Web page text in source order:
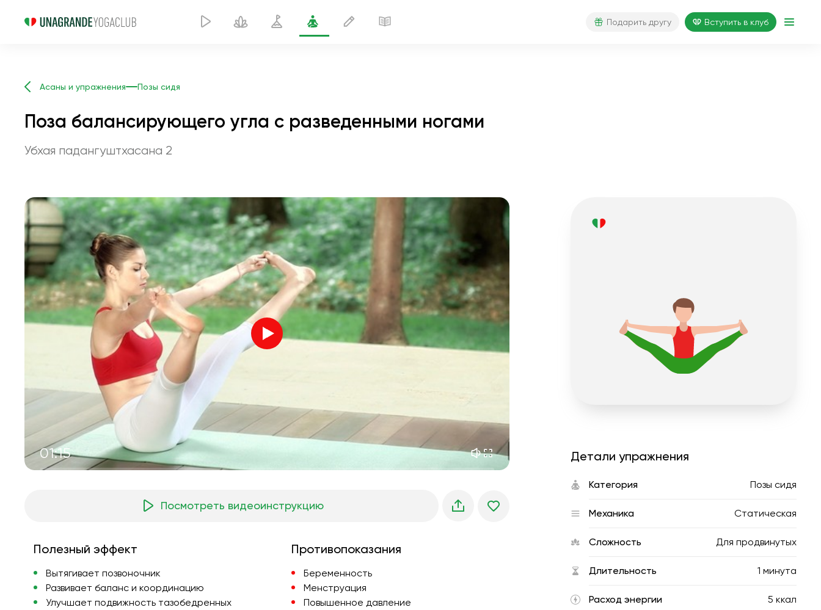
Подарить другу Вступить в клуб
Асаны и упражнения Позы сидя
Поза балансирующего угла с разведенными ногами
Убхая падангуштхасана 2
01:15
Голос инструктора
полёт души 01:44
внутренний покой 01:27
утренние грёзы 01:34
лесная прохлада
02:00
голос ветра 02:00
весенний лес
Посмотреть видеоинструкцию
Полезный эффект
Вытягивает позвоночник
Развивает баланс и координацию
Улучшает подвижность тазобедренных
Противопоказания
Беременность
Менструация
Повышенное давление
Детали упражнения
Категория Позы сидя
Механика Статическая
Сложность Для продвинутых
Длительность 1 минута
Расход энергии 5 ккал